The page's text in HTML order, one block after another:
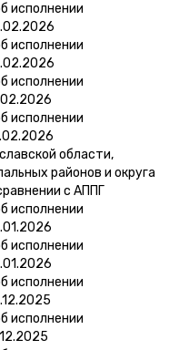
исполнении
исполнении
исполнении
исполнении
области,
районов и округа
с АППГ
исполнении
исполнении
исполнении
исполнении